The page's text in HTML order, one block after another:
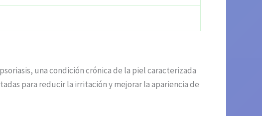
una condición crónica de la piel caracterizada
para reducir la irritación y mejorar la apariencia de